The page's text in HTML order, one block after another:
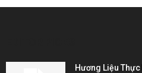
Hương Liệu